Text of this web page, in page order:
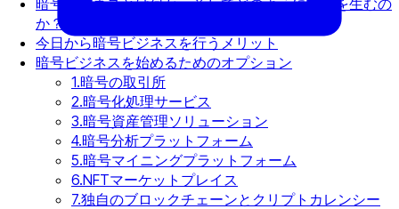
暗号ビジネスとは何か、そしてどのように利益を生むの
か？
今日から暗号ビジネスを行うメリット
暗号ビジネスを始めるためのオプション
1.暗号の取引所
2.暗号化処理サービス
3.暗号資産管理ソリューション
4.暗号分析プラットフォーム
5.暗号マイニングプラットフォーム
6.NFTマーケットプレイス
7.独自のブロックチェーンとクリプトカレンシー